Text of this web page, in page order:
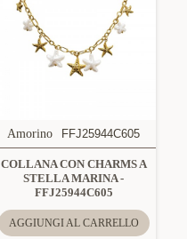
Amorino FFJ25944C605
COLLANA CON CHARMS A
STELLA MARINA -
FFJ25944C605
AGGIUNGI AL CARRELLO